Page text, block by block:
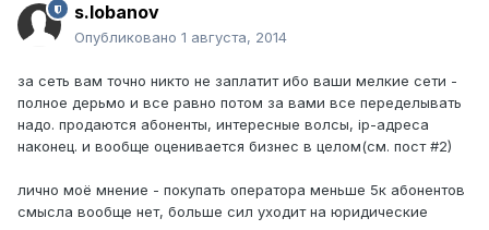
s.lobanov
Опубликовано 1 августа, 2014
за сеть вам точно никто не заплатит ибо ваши мелкие сети -
полное дерьмо и все равно потом за вами все переделывать
надо. продаются абоненты, интересные волсы, ip-адреса
наконец. и вообще оценивается бизнес в целом(см. пост #2)
лично моё мнение - покупать оператора меньше 5к абонентов
смысла вообще нет, больше сил уходит на юридические